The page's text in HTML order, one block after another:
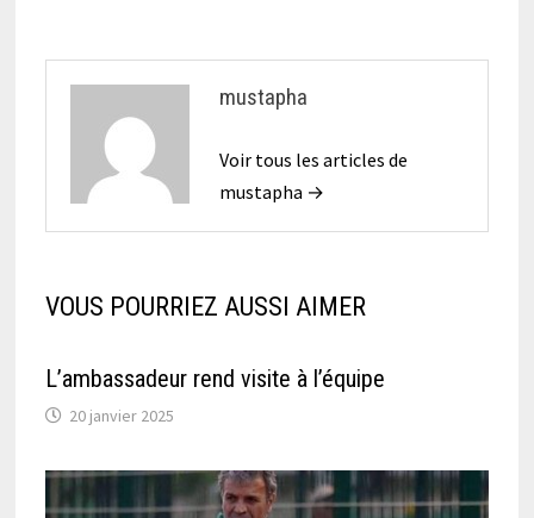
mustapha
Voir tous les articles de
mustapha →
VOUS POURRIEZ AUSSI AIMER
L’ambassadeur rend visite à l’équipe
20 janvier 2025